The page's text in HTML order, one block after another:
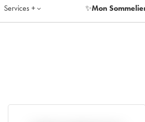
Services + ✨Mon